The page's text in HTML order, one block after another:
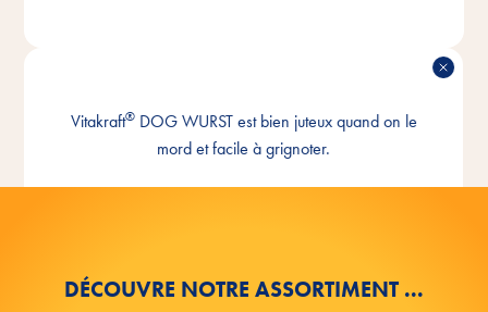
DOUX
Consistance
Vitakraft® DOG WURST est bien juteux quand on le
mord et facile à grignoter.
DÉCOUVRE NOTRE ASSORTIMENT ...